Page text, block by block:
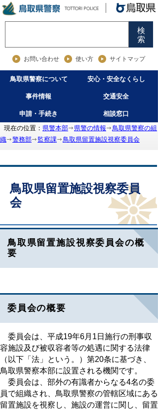
検
索
お問い合わせ 使い方 サイトマップ
鳥取県警察について 安心・安全なくらし
事件情報 交通安全
申請・手続き
相談窓口
現在の位置： 県警本部 県警の情報
鳥取県警察の組
織
警務部 監察課 鳥取県留置施設視察委員会
鳥取県留置施設視察委員
会
鳥取県留置施設視察委員会の概
要
委員会の概要
委員会は、平成19年6月1日施行の刑事収
容施設及び被収容者等の処遇に関する法律
（以下「法」という。）第20条に基づき、
鳥取県警察本部に設置される機関です。
委員会は、部外の有識者からなる4名の委
員で組織され、鳥取県警察の管轄区域にある
留置施設を視察し、施設の運営に関し、留置